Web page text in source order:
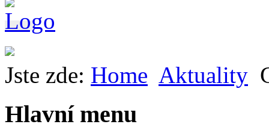
Jste zde: Home Aktuality
Hlavní menu